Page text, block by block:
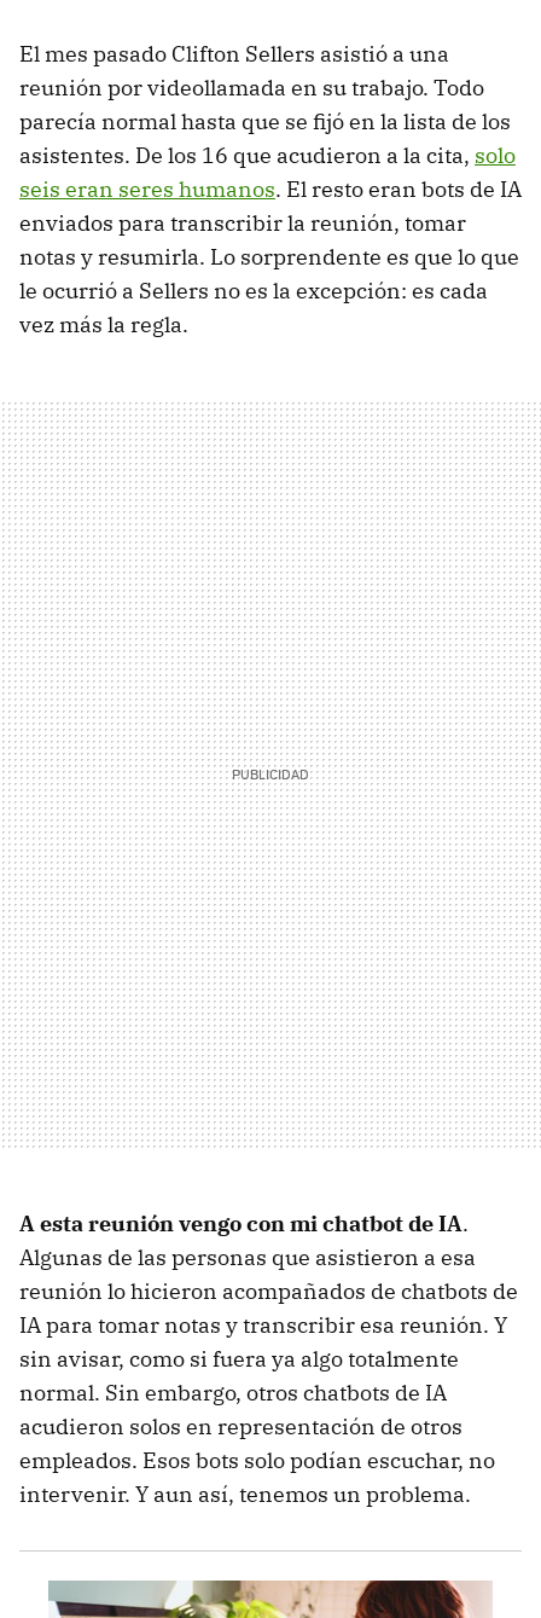
El mes pasado Clifton Sellers asistió a una
reunión por videollamada en su trabajo. Todo
parecía normal hasta que se fijó en la lista de los
asistentes. De los 16 que acudieron a la cita, solo
seis eran seres humanos. El resto eran bots de IA
enviados para transcribir la reunión, tomar
notas y resumirla. Lo sorprendente es que lo que
le ocurrió a Sellers no es la excepción: es cada
vez más la regla.
A esta reunión vengo con mi chatbot de IA.
Algunas de las personas que asistieron a esa
reunión lo hicieron acompañados de chatbots de
IA para tomar notas y transcribir esa reunión. Y
sin avisar, como si fuera ya algo totalmente
normal. Sin embargo, otros chatbots de IA
acudieron solos en representación de otros
empleados. Esos bots solo podían escuchar, no
intervenir. Y aun así, tenemos un problema.